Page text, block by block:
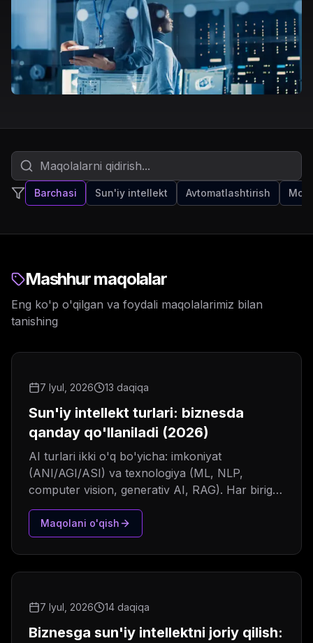
Barchasi Sun'iy intellekt Avtomatlashtirish
Mashhur maqolalar
Eng ko'p o'qilgan va foydali maqolalarimiz bilan
tanishing
7 Iyul, 2026 13 daqiqa
Sun'iy intellekt turlari: biznesda
qanday qo'llaniladi (2026)
AI turlari ikki o'q bo'yicha: imkoniyat
(ANI/AGI/ASI) va texnologiya (ML, NLP,
computer vision, generativ AI, RAG). Har biriga
real loyiha misoli va narx diapazoni.
Maqolani o'qish
7 Iyul, 2026 14 daqiqa
Biznesga sun'iy intellektni joriy qilish: